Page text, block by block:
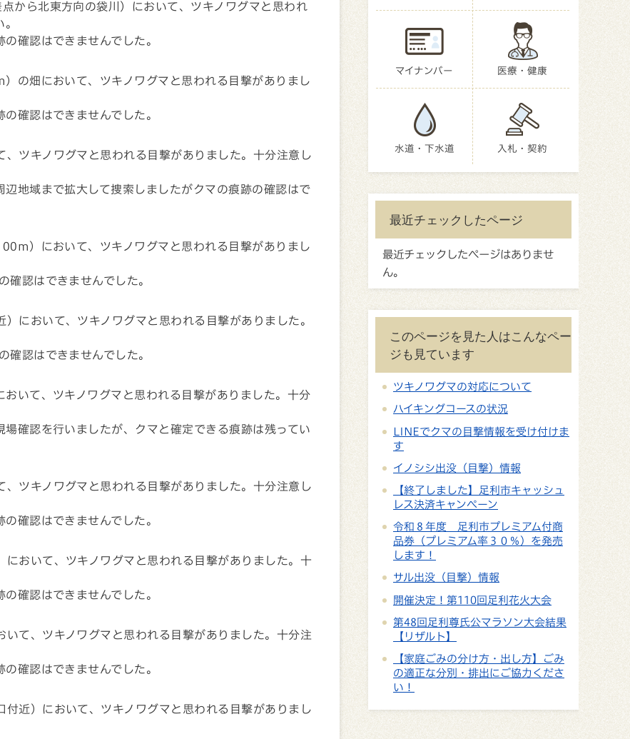
から北東方向の袋川）において、ツキノワグマと思われ
確認はできませんでした。
の畑において、ツキノワグマと思われる目撃がありまし
確認はできませんでした。
ツキノワグマと思われる目撃がありました。十分注意し
地域まで拡大して捜索しましたがクマの痕跡の確認はで
）において、ツキノワグマと思われる目撃がありまし
確認はできませんでした。
において、ツキノワグマと思われる目撃がありました。
確認はできませんでした。
いて、ツキノワグマと思われる目撃がありました。十分
確認を行いましたが、クマと確定できる痕跡は残ってい
ツキノワグマと思われる目撃がありました。十分注意し
確認はできませんでした。
おいて、ツキノワグマと思われる目撃がありました。十
確認はできませんでした。
て、ツキノワグマと思われる目撃がありました。十分注
確認はできませんでした。
近）において、ツキノワグマと思われる目撃がありまし
マイナンバー 医療・健康
水道・下水道 入札・契約
最近チェックしたページ
最近チェックしたページはありませ
ん。
このページを見た人はこんなペー
ジも見ています
ツキノワグマの対応について
ハイキングコースの状況
LINEでクマの目撃情報を受け付けま
す
イノシシ出没（目撃）情報
【終了しました】足利市キャッシュ
レス決済キャンペーン
令和８年度 足利市プレミアム付商
品券（プレミアム率３０％）を発売
します！
サル出没（目撃）情報
開催決定！第110回足利花火大会
第48回足利尊氏公マラソン大会結果
【リザルト】
【家庭ごみの分け方・出し方】ごみ
の適正な分別・排出にご協力くださ
い！